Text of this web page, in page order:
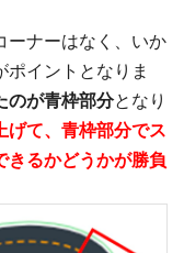
ーナーはなく、いか
イントとなりま
のが青枠部分となり
げて、青枠部分でス
きるかどうかが勝負